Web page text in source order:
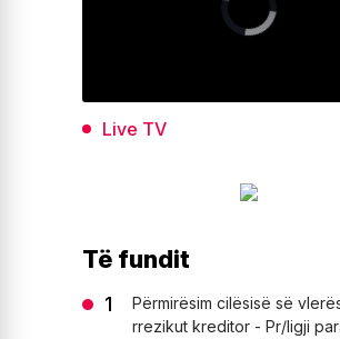
Live TV
Të fundit
Përmirësim cilësisë së
rrezikut kreditor - Pr/ligji